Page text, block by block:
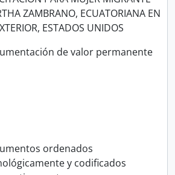
ZAMBRANO, ECUATORIANA EN
ESTADOS UNIDOS
de valor permanente
ordenados
y codificados